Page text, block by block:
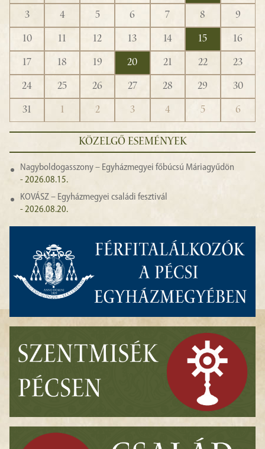
3
4 5 6 7 8
9
10
11 12 13 14 15
16
17
18 19 20 21 22
23
24
25 26 27 28 29
30
31
1 2 3 4 5 6
KÖZELGŐ ESEMÉNYEK
Nagyboldogasszony – Egyházmegyei főbúcsú Máriagyűdön
- 2026.08.15.
KOVÁSZ – Egyházmegyei családi fesztivál
- 2026.08.20.